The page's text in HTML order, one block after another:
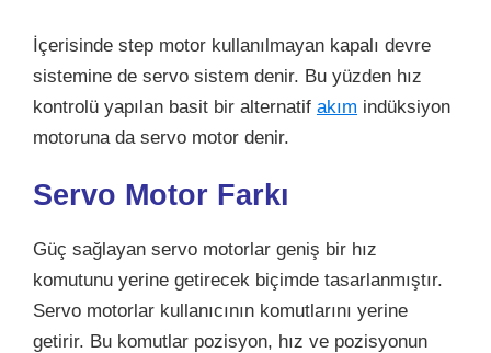
İçerisinde step motor kullanılmayan kapalı devre
sistemine de servo sistem denir. Bu yüzden hız
kontrolü yapılan basit bir alternatif akım indüksiyon
motoruna da servo motor denir.
Servo Motor Farkı
Güç sağlayan servo motorlar geniş bir hız
komutunu yerine getirecek biçimde tasarlanmıştır.
Servo motorlar kullanıcının komutlarını yerine
getirir. Bu komutlar pozisyon, hız ve pozisyonun